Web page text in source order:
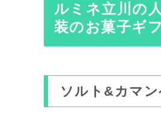
ルミネ立川の
装のお菓子ギ
ソルト&カマ